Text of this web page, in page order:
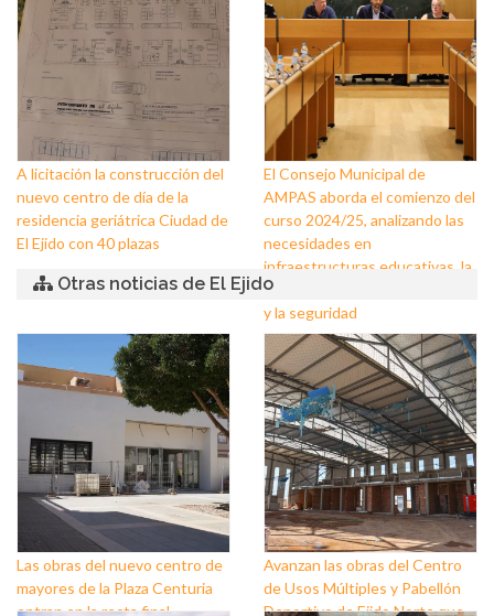
A licitación la construcción del
nuevo centro de día de la
residencia geriátrica Ciudad de
El Ejido con 40 plazas
El Consejo Municipal de
AMPAS aborda el comienzo del
curso 2024/25, analizando las
necesidades en
infraestructuras educativas, la
puesta a punto de los centros
y la seguridad
Otras noticias de El Ejido
Las obras del nuevo centro de
mayores de la Plaza Centuria
entran en la recta final
Avanzan las obras del Centro
de Usos Múltiples y Pabellón
Deportivo de Ejido Norte que